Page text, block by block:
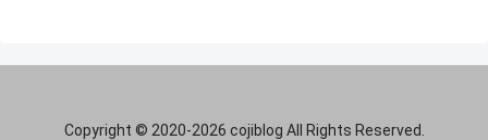
Copyright © 2020-2026 cojiblog All Rights Reserved.